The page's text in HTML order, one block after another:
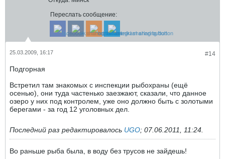
Переслать сообщение:
#14
25.03.2009, 16:17
Подгорная
Встретил там знакомых с инспекции рыбохраны (ещё
осенью), они туда частенько заезжают, сказали, что данное
озеро у них под контролем, уже оно должно быть с золотыми
берегами - за год 12 уголовных дел.
Последний раз редактировалось UGO; 07.06.2011, 11:24
Во раньше рыба была, в воду без трусов не зайдешь!